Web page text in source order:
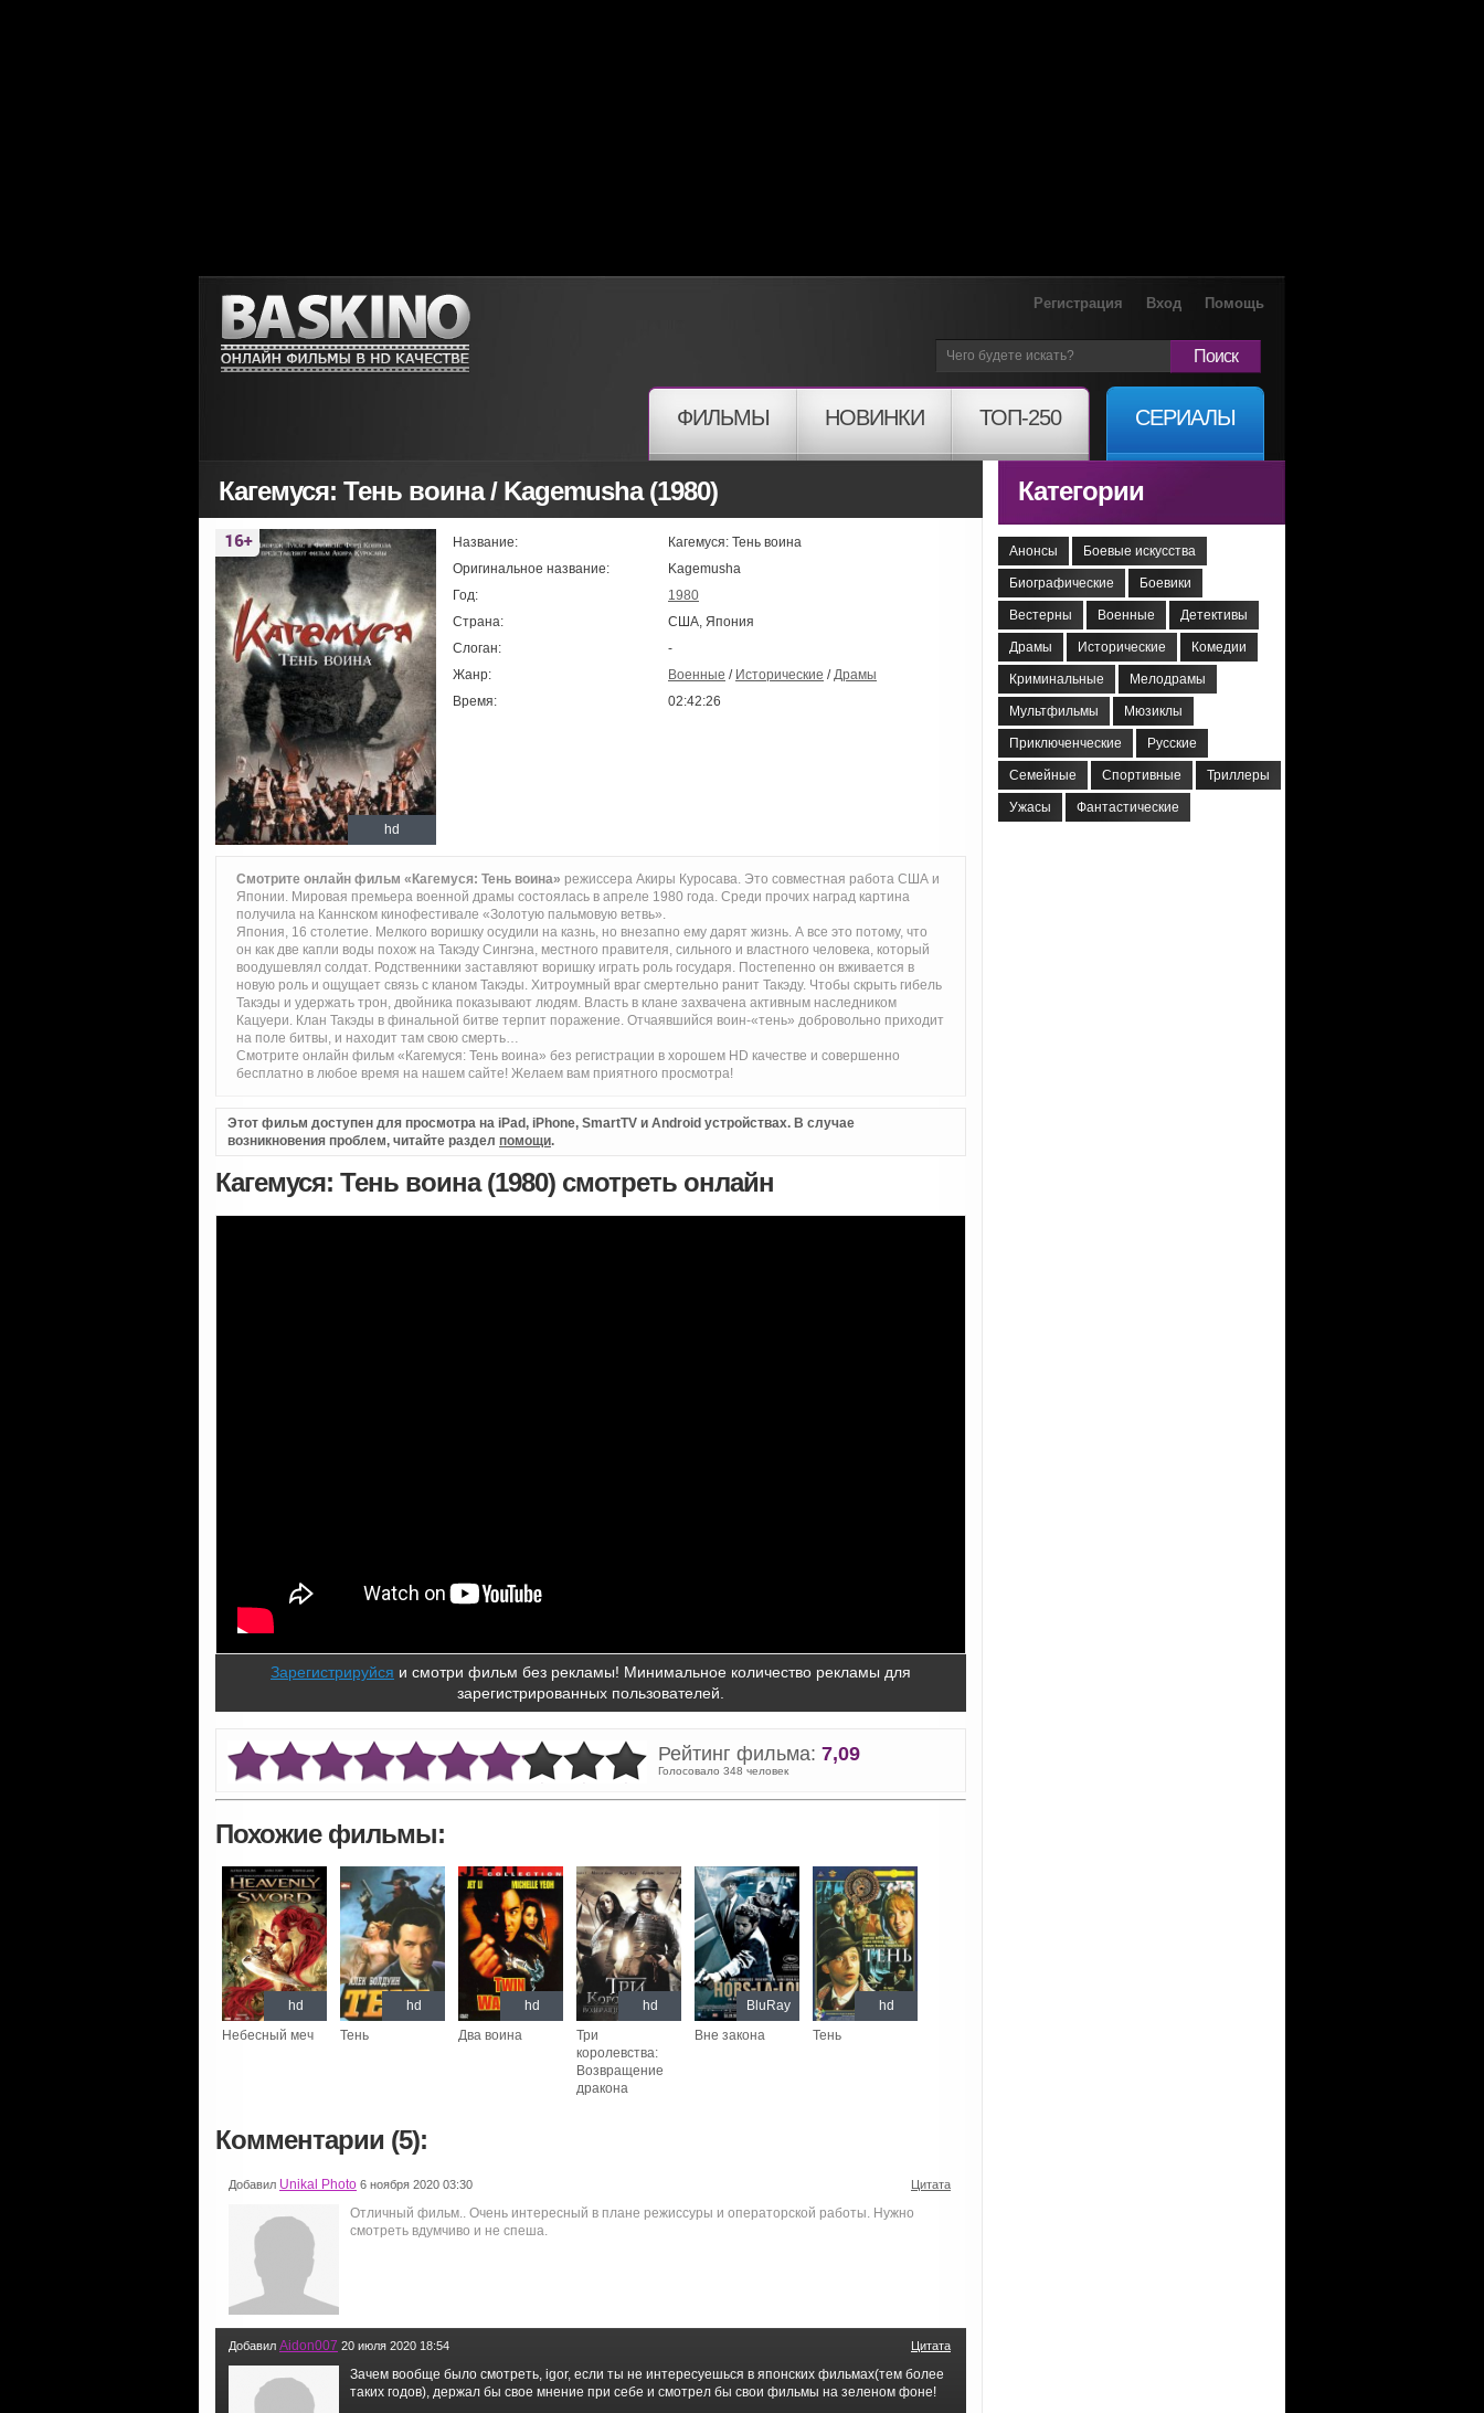
Регистрация Вход Помощь
Поиск
ФИЛЬМЫ НОВИНКИ ТОП-250 СЕРИАЛЫ
Кагемуся: Тень воина / Kagemusha (1980)
hd
Название:
Кагемуся: Тень воина
Оригинальное название:
Kagemusha
Год:
1980
Страна:
США, Япония
Слоган:
-
Жанр:
Военные / Исторические /Драмы
Время:
02:42:26
Смотрите онлайн фильм «Кагемуся: Тень воина» режиссера Акиры Куросава. Это совместная работа США и
Японии. Мировая премьера военной драмы состоялась в апреле 1980 года. Среди прочих наград картина
получила на Каннском кинофестивале «Золотую пальмовую ветвь».
Япония, 16 столетие. Мелкого воришку осудили на казнь, но внезапно ему дарят жизнь. А все это потому, что
он как две капли воды похож на Такэду Сингэна, местного правителя, сильного и властного человека, который
воодушевлял солдат. Родственники заставляют воришку играть роль государя. Постепенно он вживается в
новую роль и ощущает связь с кланом Такэды. Хитроумный враг смертельно ранит Такэду. Чтобы скрыть гибель
Такэды и удержать трон, двойника показывают людям. Власть в клане захвачена активным наследником
Кацуери. Клан Такэды в финальной битве терпит поражение. Отчаявшийся воин-«тень» добровольно приходит
на поле битвы, и находит там свою смерть…
Смотрите онлайн фильм «Кагемуся: Тень воина» без регистрации в хорошем HD качестве и совершенно
бесплатно в любое время на нашем сайте! Желаем вам приятного просмотра!
Этот фильм доступен для просмотра на iPad, iPhone, SmartTV и Android устройствах. В случае
возникновения проблем, читайте раздел помощи.
Кагемуся: Тень воина (1980) смотреть онлайн
Зарегистрируйся и смотри фильм без рекламы! Минимальное количество рекламы для
зарегистрированных пользователей.
Рейтинг фильма: 7,09
Голосовало 348 человек
Похожие фильмы:
Небесный меч
hd
Тень
hd
Два воина
hd
Три
королевства:
Возвращение
дракона
hd
Вне закона
BluRay
Тень
hd
Комментарии (5):
Добавил Unikal Photo 6 ноября 2020 03:30 Цитата
Отличный фильм.. Очень интересный в плане режиссуры и операторской работы. Нужно
смотреть вдумчиво и не спеша.
Добавил Aidon007 20 июля 2020 18:54 Цитата
Зачем вообще было смотреть, igor, если ты не интересуешься в японских фильмах(тем более
таких годов), держал бы свое мнение при себе и смотрел бы свои фильмы на зеленом фоне!
Категории
Анонсы Боевые искусства
Биографические Боевики
Вестерны Военные Детективы
Драмы Исторические Комедии
Криминальные Мелодрамы
Мультфильмы Мюзиклы
Приключенческие Русские
Семейные Спортивные Триллеры
Ужасы Фантастические